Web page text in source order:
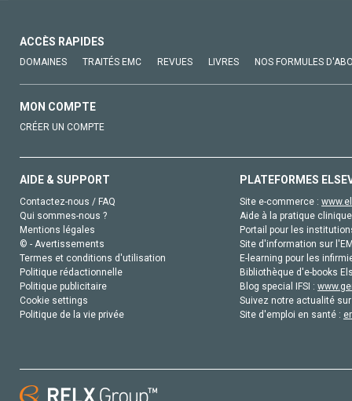
ACCÈS RAPIDES
DOMAINES TRAITÉS EMC REVUES LIVRES NOS FORMULES
MON COMPTE
CRÉER UN COMPTE
AIDE & SUPPORT
Contactez-nous / FAQ
Qui sommes-nous ?
Mentions légales
© - Avertissements
Termes et conditions d'utilisation
Politique rédactionnelle
Politique publicitaire
Cookie settings
Politique de la vie privée
PLATEFORMES
Site e-commerce :
Aide à la pratique
Portail pour les
Site d'information sur
E-learning pour les
Bibliothèque d'e-books
Blog special IFSI :
Suivez notre actualité
Site d'emploi en santé :